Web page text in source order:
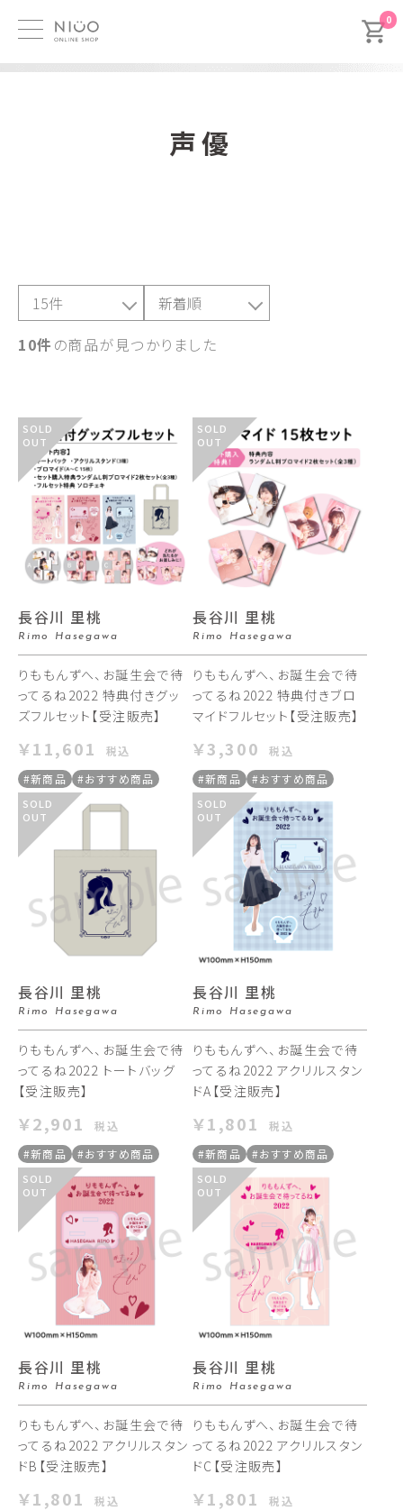
0
声優
10件 の商品が見つかりました
SOLD
OUT
長谷川 里桃
Rimo Hasegawa
りももんずへ、お誕生会で待
ってるね2022 特典付きグッ
ズフルセット【受注販売】
￥11,601
税込
#新商品
#おすすめ商品
SOLD
OUT
長谷川 里桃
Rimo Hasegawa
りももんずへ、お誕生会で待
ってるね2022 特典付きブロ
マイドフルセット【受注販売】
￥3,300
税込
#新商品
#おすすめ商品
SOLD
OUT
長谷川 里桃
Rimo Hasegawa
りももんずへ、お誕生会で待
ってるね2022 トートバッグ
【受注販売】
￥2,901
税込
#新商品
#おすすめ商品
SOLD
OUT
長谷川 里桃
Rimo Hasegawa
りももんずへ、お誕生会で待
ってるね2022 アクリルスタン
ドA【受注販売】
￥1,801
税込
#新商品
#おすすめ商品
SOLD
OUT
長谷川 里桃
Rimo Hasegawa
りももんずへ、お誕生会で待
ってるね2022 アクリルスタン
ドB【受注販売】
￥1,801
税込
SOLD
OUT
長谷川 里桃
Rimo Hasegawa
りももんずへ、お誕生会で待
ってるね2022 アクリルスタン
ドC【受注販売】
￥1,801
税込